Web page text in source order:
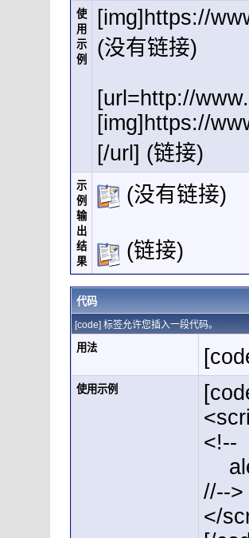
使
用
示
例
[img]https://
(没有链接)
[url=http://
[img]https://
[/url] (链接)
示
例
输
出
结
果
(没有链接)
(链接)
代码
[code] 标签允许您插入一段代码。
用法
使用示例
<!--
//-->
</